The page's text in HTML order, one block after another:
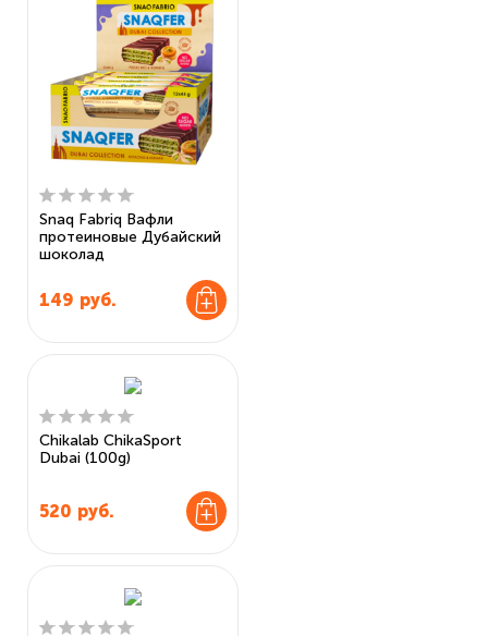
Snaq Fabriq Вафли
протеиновые Дубайский
шоколад
149 руб.
Chikalab ChikaSport
Dubai (100g)
520 руб.